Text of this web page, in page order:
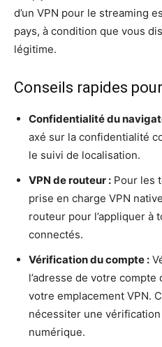
d’un VPN pour le streaming
pays, à condition que vous
légitime.
Conseils rapides
Confidentialité du
axé sur la confidentialité
le suivi de localisation.
VPN de routeur : Pour les
prise en charge VPN
routeur pour l’appliquer à
connectés.
Vérification du compte :
l’adresse de votre
votre emplacement VPN.
nécessiter une
numérique.